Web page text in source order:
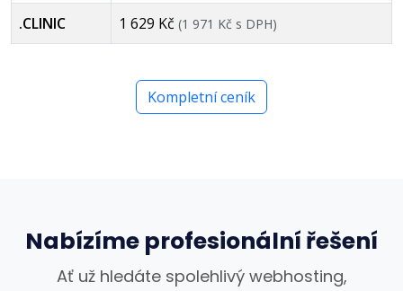
.CLINIC 1 629 Kč (1 971 Kč s DPH)
Kompletní ceník
Nabízíme profesionální řešení
Ať už hledáte spolehlivý webhosting,